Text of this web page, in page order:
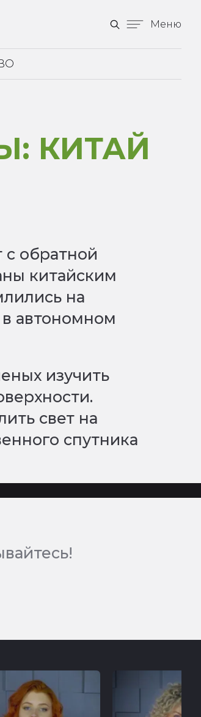
Меню
КИТАЙ
обратной
китайским
на
автономном
изучить
свет на
спутника